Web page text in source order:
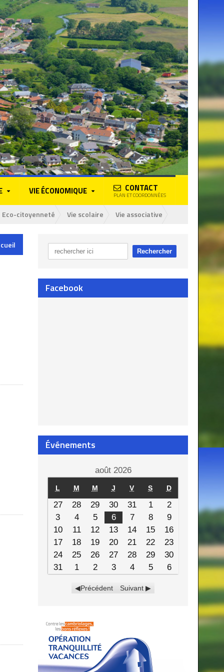
VIE ÉCONOMIQUE CONTACT
PLAN ET COORDONNÉES
Eco-citoyenneté Vie scolaire Vie associative
Facebook
Événements
août 2026
L M M J V S D
27 28 29 30 31 1
2
3
4 5 6 7 8
9
10
11 12 13 14 15
16
17
18 19 20 21 22
23
24
25 26 27 28 29
30
31
1 2 3 4 5 6
Précédent Suivant